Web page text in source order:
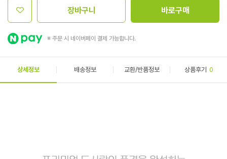
장바구니 바로구매
※ 주문 시 네이버페이 결제 가능합니다.
상세정보 배송정보 교환/반품정보 상품후기 0